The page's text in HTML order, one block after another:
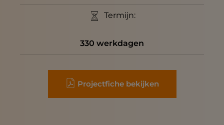
Termijn:
330 werkdagen
Projectfiche bekijken